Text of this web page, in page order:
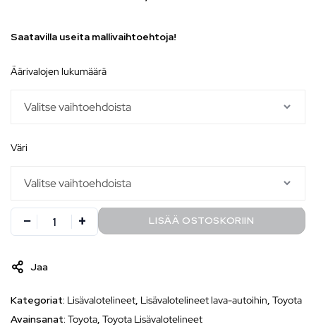
Saatavilla useita mallivaihtoehtoja!
äärivalojen lukumäärä
väri
LISÄÄ OSTOSKORIIN
Jaa
Kategoriat: Lisävalotelineet, Lisävalotelineet lava-autoihin, Toyota
Avainsanat: Toyota, Toyota Lisävalotelineet